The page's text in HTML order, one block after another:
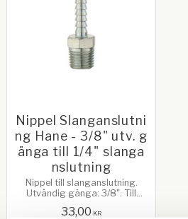
Nippel Slanganslutni
ng Hane - 3/8" utv. g
änga till 1/4" slanga
nslutning
Nippel till slanganslutning.
Utvändig gänga: 3/8". Till
33,00 KR